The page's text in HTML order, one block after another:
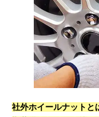
社外ホイールナットと